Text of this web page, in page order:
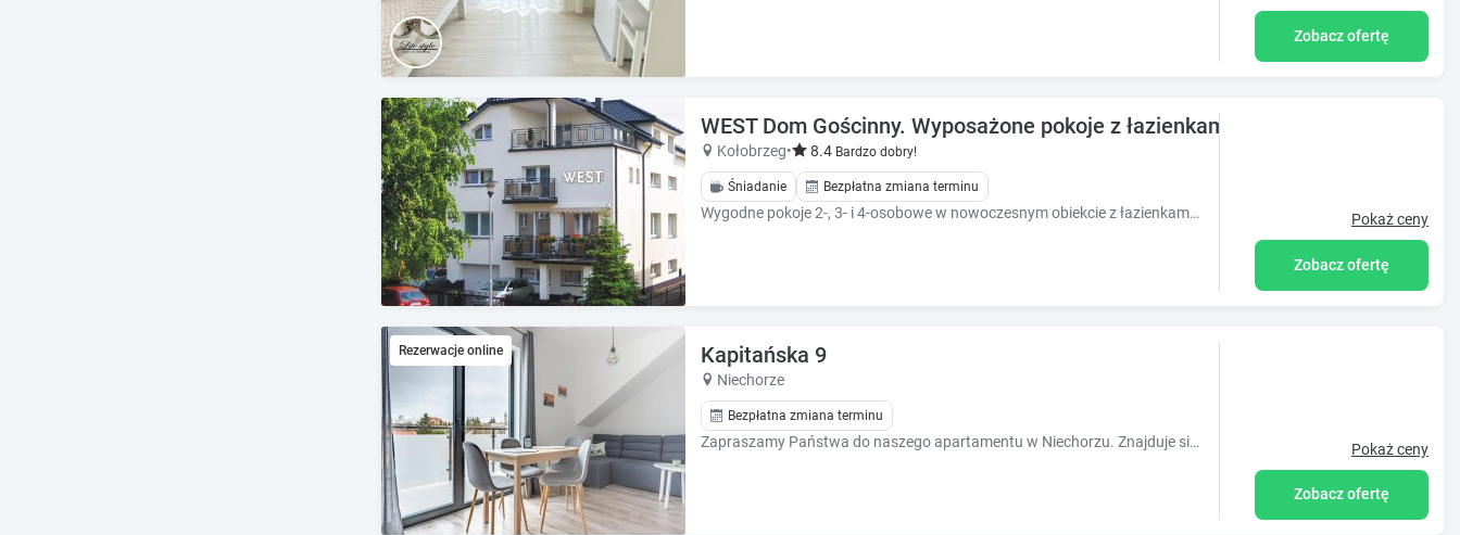
e
Zobacz ofertę
WEST Dom Gościnny. Wyposażone pokoje z łazienkami 250 metrów od plaży
Kołobrzeg• 8.4 Bardzo dobry!
Śniadanie Bezpłatna zmiana terminu
Wygodne pokoje 2-, 3- i 4-osobowe w nowoczesnym obiekcie z łazienkami oraz częściowo z aneksami kuchennymi. Pokaż ceny
Zobacz ofertę
Rezerwacje online Kapitańska 9
Niechorze
Bezpłatna zmiana terminu
Zapraszamy Państwa do naszego apartamentu w Niechorzu. Znajduje się on w malowniczym, nadmorskim kurorcie, tuż przy szerokiej, piaszczystej plaży. Pokaż ceny
Zobacz ofertę